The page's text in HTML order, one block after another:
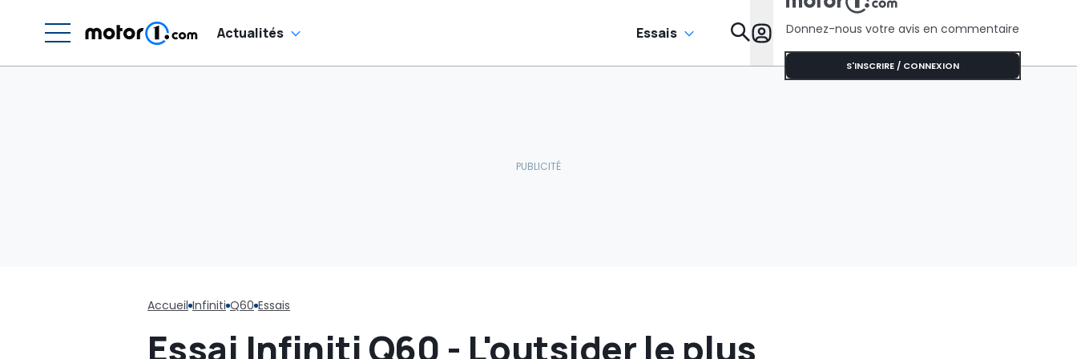
Actualités Essais Donnez-nous votre avis en commentaire
S'INSCRIRE / CONNEXION
Accueil Infiniti Q60 Essais
Essai Infiniti Q60 - L'outsider le plus